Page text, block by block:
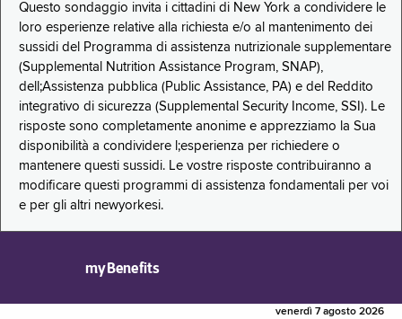
Questo sondaggio invita i cittadini di New York a condividere le
loro esperienze relative alla richiesta e/o al mantenimento dei
sussidi del Programma di assistenza nutrizionale supplementare
(Supplemental Nutrition Assistance Program, SNAP),
dell;Assistenza pubblica (Public Assistance, PA) e del Reddito
integrativo di sicurezza (Supplemental Security Income, SSI). Le
risposte sono completamente anonime e apprezziamo la Sua
disponibilità a condividere l;esperienza per richiedere o
mantenere questi sussidi. Le vostre risposte contribuiranno a
modificare questi programmi di assistenza fondamentali per voi
e per gli altri newyorkesi.
myBenefits
venerdì 7 agosto 2026